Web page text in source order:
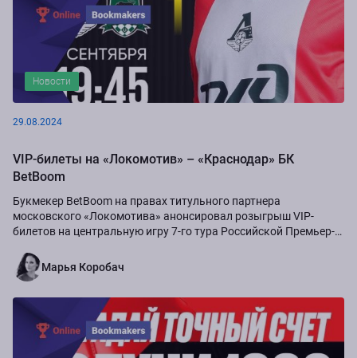
Новости
29.08.2024
VIP-билеты на «Локомотив» – «Краснодар» БК
BetBoom
Букмекер BetBoom на правах титульного партнера
московского «Локомотива» анонсировал розыгрыш VIP-
билетов на центральную игру 7-го тура Российской Премьер-
Марья Коробач